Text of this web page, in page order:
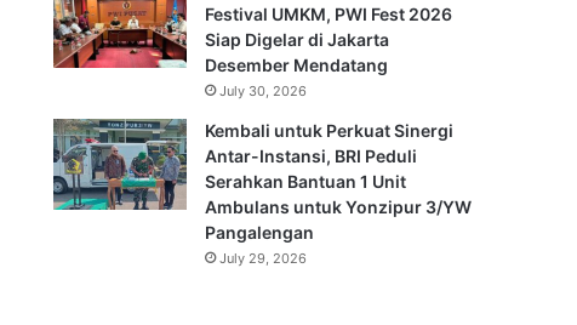
Festival UMKM, PWI Fest 2026
Siap Digelar di Jakarta
Desember Mendatang
July 30, 2026
Kembali untuk Perkuat Sinergi
Antar-Instansi, BRI Peduli
Serahkan Bantuan 1 Unit
Ambulans untuk Yonzipur 3/YW
Pangalengan
July 29, 2026